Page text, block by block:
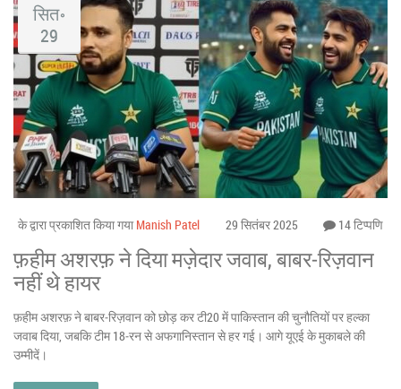
सित॰
29
के द्वारा प्रकाशित किया गया Manish Patel 29 सितंबर 2025 14 टिप्पणि
फ़हीम अशरफ़ ने दिया मज़ेदार जवाब, बाबर‑रिज़वान
नहीं थे हायर
फ़हीम अशरफ़ ने बाबर‑रिज़वान को छोड़ कर टी20 में पाकिस्तान की चुनौतियों पर हल्का
जवाब दिया, जबकि टीम 18‑रन से अफगानिस्तान से हर गई। आगे यूएई के मुकाबले की
उम्मीदें।